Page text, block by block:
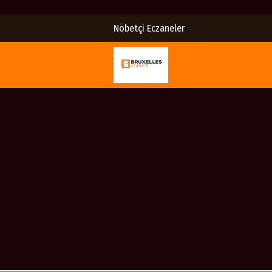
Nöbetçi Eczaneler